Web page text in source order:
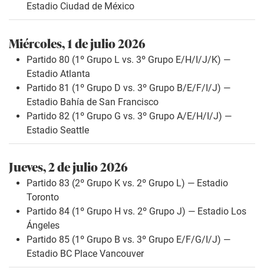
Estadio Ciudad de México
Miércoles, 1 de julio 2026
Partido 80 (1º Grupo L vs. 3º Grupo E/H/I/J/K) —
Estadio Atlanta
Partido 81 (1º Grupo D vs. 3º Grupo B/E/F/I/J) —
Estadio Bahía de San Francisco
Partido 82 (1º Grupo G vs. 3º Grupo A/E/H/I/J) —
Estadio Seattle
Jueves, 2 de julio 2026
Partido 83 (2º Grupo K vs. 2º Grupo L) — Estadio
Toronto
Partido 84 (1º Grupo H vs. 2º Grupo J) — Estadio Los
Ángeles
Partido 85 (1º Grupo B vs. 3º Grupo E/F/G/I/J) —
Estadio BC Place Vancouver